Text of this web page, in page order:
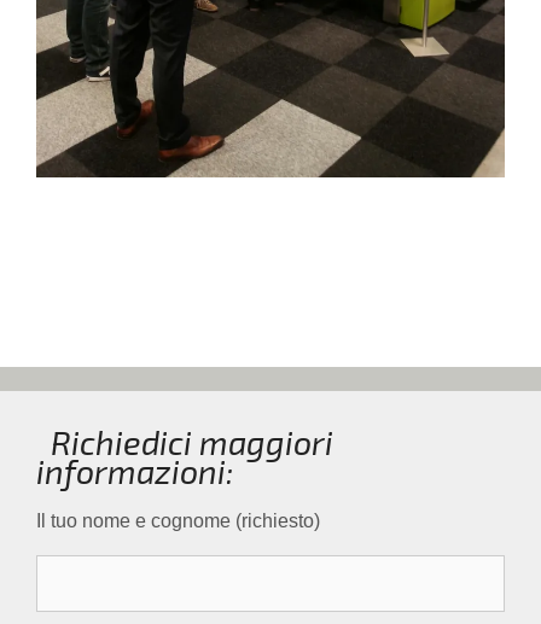
Richiedici maggiori
informazioni:
Il tuo nome e cognome (richiesto)